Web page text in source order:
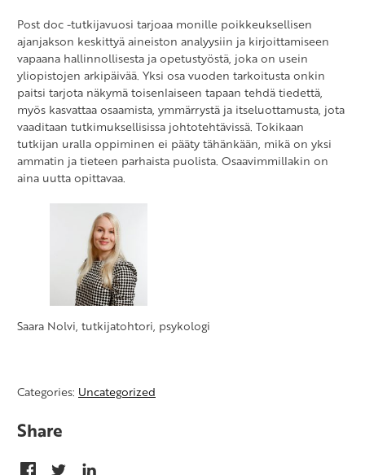
Post doc -tutkijavuosi tarjoaa monille poikkeuksellisen
ajanjakson keskittyä aineiston analyysiin ja kirjoittamiseen
vapaana hallinnollisesta ja opetustyöstä, joka on usein
yliopistojen arkipäivää. Yksi osa vuoden tarkoitusta onkin
paitsi tarjota näkymä toisenlaiseen tapaan tehdä tiedettä,
myös kasvattaa osaamista, ymmärrystä ja itseluottamusta, jota
vaaditaan tutkimuksellisissa johtotehtävissä. Tokikaan
tutkijan uralla oppiminen ei pääty tähänkään, mikä on yksi
ammatin ja tieteen parhaista puolista. Osaavimmillakin on
aina uutta opittavaa.
Saara Nolvi, tutkijatohtori, psykologi
Categories: Uncategorized
Share